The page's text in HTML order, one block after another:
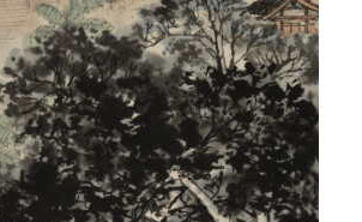
快捷登录 帐号密码登录
发送验证码
手机号码将作为您的登录账号